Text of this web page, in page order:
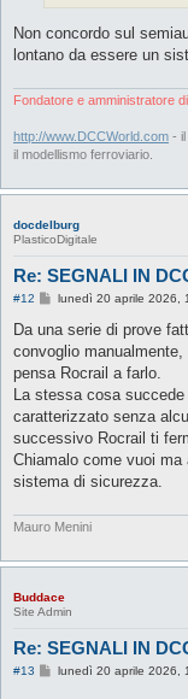
Non concordo sul
lontano da essere un
Fondatore e amministratore
http://www.DCCWorld.com -
il modellismo ferroviario.
docdelburg
PlasticoDigitale
Re: SEGNALI IN
#12
M
s
a
g
i
o
lunedì 20 aprile 2026,
Da una serie di prove
convoglio
pensa Rocrail a farlo.
La stessa cosa
caratterizzato senza
successivo Rocrail ti
Chiamalo come vuoi
sistema di sicurezza.
Mauro Menini
Buddace
Site Admin
Re: SEGNALI IN
#13
Mlunedì 20 aprile 2026,